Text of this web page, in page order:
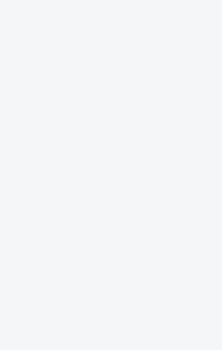
Porsche, Volvo, VW, Audi, Seat, Skoda,
Class, Martha, Iveco
Mazda;